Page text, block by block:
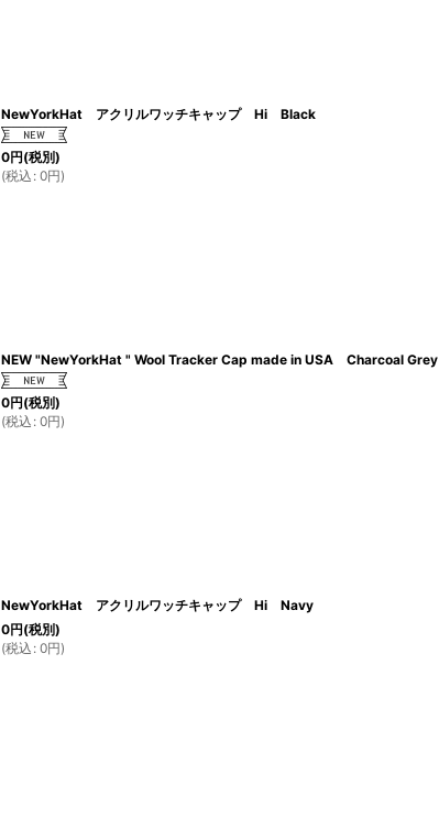
NewYorkHat アクリルワッチキャップ Hi Black
0円(税別)
(税込 : 0円)
NEW "NewYorkHat " Wool Tracker Cap made in USA Charcoal Grey
0円(税別)
(税込 : 0円)
NewYorkHat アクリルワッチキャップ Hi Navy
0円(税別)
(税込 : 0円)